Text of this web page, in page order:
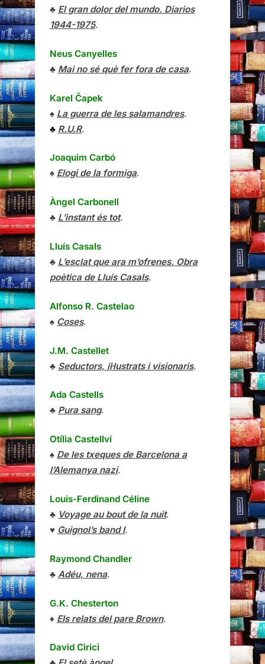
♣ El gran dolor del mundo. Diarios
1944-1975.
Neus Canyelles
♣ Mai no sé què fer fora de casa.
Karel Čapek
♠ La guerra de les salamandres.
♣ R.U.R.
Joaquim Carbó
♠ Elogi de la formiga.
Àngel Carbonell
♣ L’instant és tot.
Lluís Casals
♣ L’esclat que ara m’ofrenes. Obra
poètica de Lluís Casals.
Alfonso R. Castelao
♠ Coses.
J.M. Castellet
♣ Seductors, il·lustrats i visionaris.
Ada Castells
♣ Pura sang.
Otília Castellví
♠ De les txeques de Barcelona a
l’Alemanya nazi.
Louis-Ferdinand Céline
♣ Voyage au bout de la nuit.
♥ Guignol’s band I.
Raymond Chandler
♣ Adéu, nena.
G.K. Chesterton
♦ Els relats del pare Brown.
David Cirici